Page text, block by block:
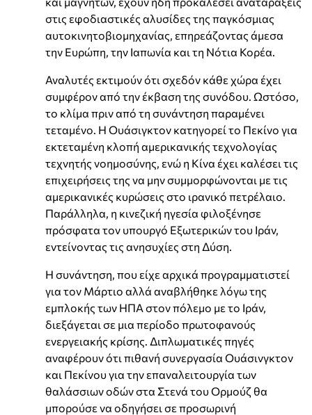
στις εφοδιαστικές αλυσίδες της παγκόσμιας
αυτοκινητοβιομηχανίας, επηρεάζοντας άμεσα
την Ευρώπη, την Ιαπωνία και τη Νότια Κορέα.
Αναλυτές εκτιμούν ότι σχεδόν κάθε χώρα έχει
συμφέρον από την έκβαση της συνόδου. Ωστόσο,
το κλίμα πριν από τη συνάντηση παραμένει
τεταμένο. Η Ουάσιγκτον κατηγορεί το Πεκίνο για
εκτεταμένη κλοπή αμερικανικής τεχνολογίας
τεχνητής νοημοσύνης, ενώ η Κίνα έχει καλέσει τις
επιχειρήσεις της να μην συμμορφώνονται με τις
αμερικανικές κυρώσεις στο ιρανικό πετρέλαιο.
Παράλληλα, η κινεζική ηγεσία φιλοξένησε
πρόσφατα τον υπουργό Εξωτερικών του Ιράν,
εντείνοντας τις ανησυχίες στη Δύση.
Η συνάντηση, που είχε αρχικά προγραμματιστεί
για τον Μάρτιο αλλά αναβλήθηκε λόγω της
εμπλοκής των ΗΠΑ στον πόλεμο με το Ιράν,
διεξάγεται σε μια περίοδο πρωτοφανούς
ενεργειακής κρίσης. Διπλωματικές πηγές
αναφέρουν ότι πιθανή συνεργασία Ουάσινγκτον
και Πεκίνου για την επαναλειτουργία των
θαλάσσιων οδών στα Στενά του Ορμούζ θα
μπορούσε να οδηγήσει σε προσωρινή